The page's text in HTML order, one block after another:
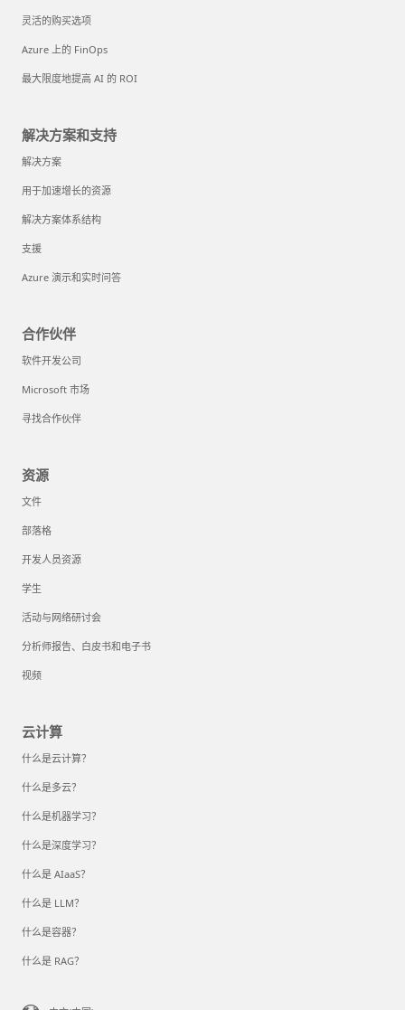
灵活的购买选项
Azure 上的 FinOps
最大限度地提高 AI 的 ROI
解决方案和支持
解决方案
用于加速增长的资源
解决方案体系结构
支援
Azure 演示和实时问答
合作伙伴
软件开发公司
Microsoft 市场
寻找合作伙伴
资源
文件
部落格
开发人员资源
学生
活动与网络研讨会
分析师报告、白皮书和电子书
视频
云计算
什么是云计算？
什么是多云？
什么是机器学习？
什么是深度学习？
什么是 AIaaS？
什么是 LLM？
什么是容器？
什么是 RAG？